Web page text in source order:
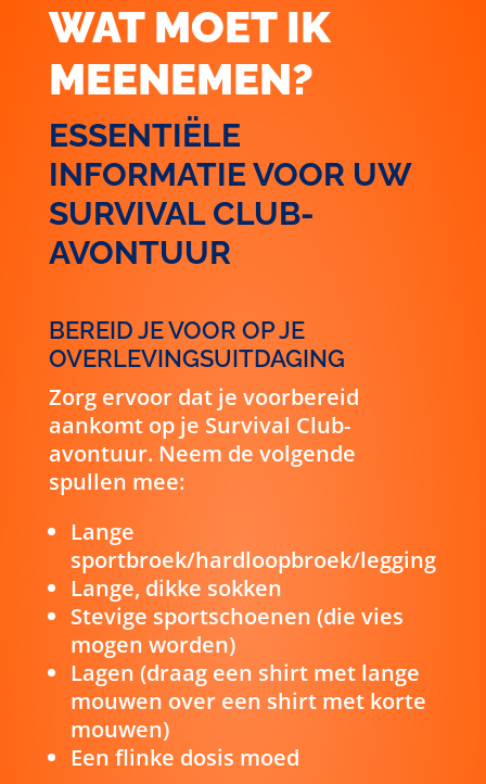
WAT MOET IK
MEENEMEN?
ESSENTIËLE
INFORMATIE VOOR UW
SURVIVAL CLUB-
AVONTUUR
BEREID JE VOOR OP JE
OVERLEVINGSUITDAGING
Zorg ervoor dat je voorbereid
aankomt op je Survival Club-
avontuur. Neem de volgende
spullen mee:
Lange
sportbroek/hardloopbroek/legging
Lange, dikke sokken
Stevige sportschoenen (die vies
mogen worden)
Lagen (draag een shirt met lange
mouwen over een shirt met korte
mouwen)
Een flinke dosis moed